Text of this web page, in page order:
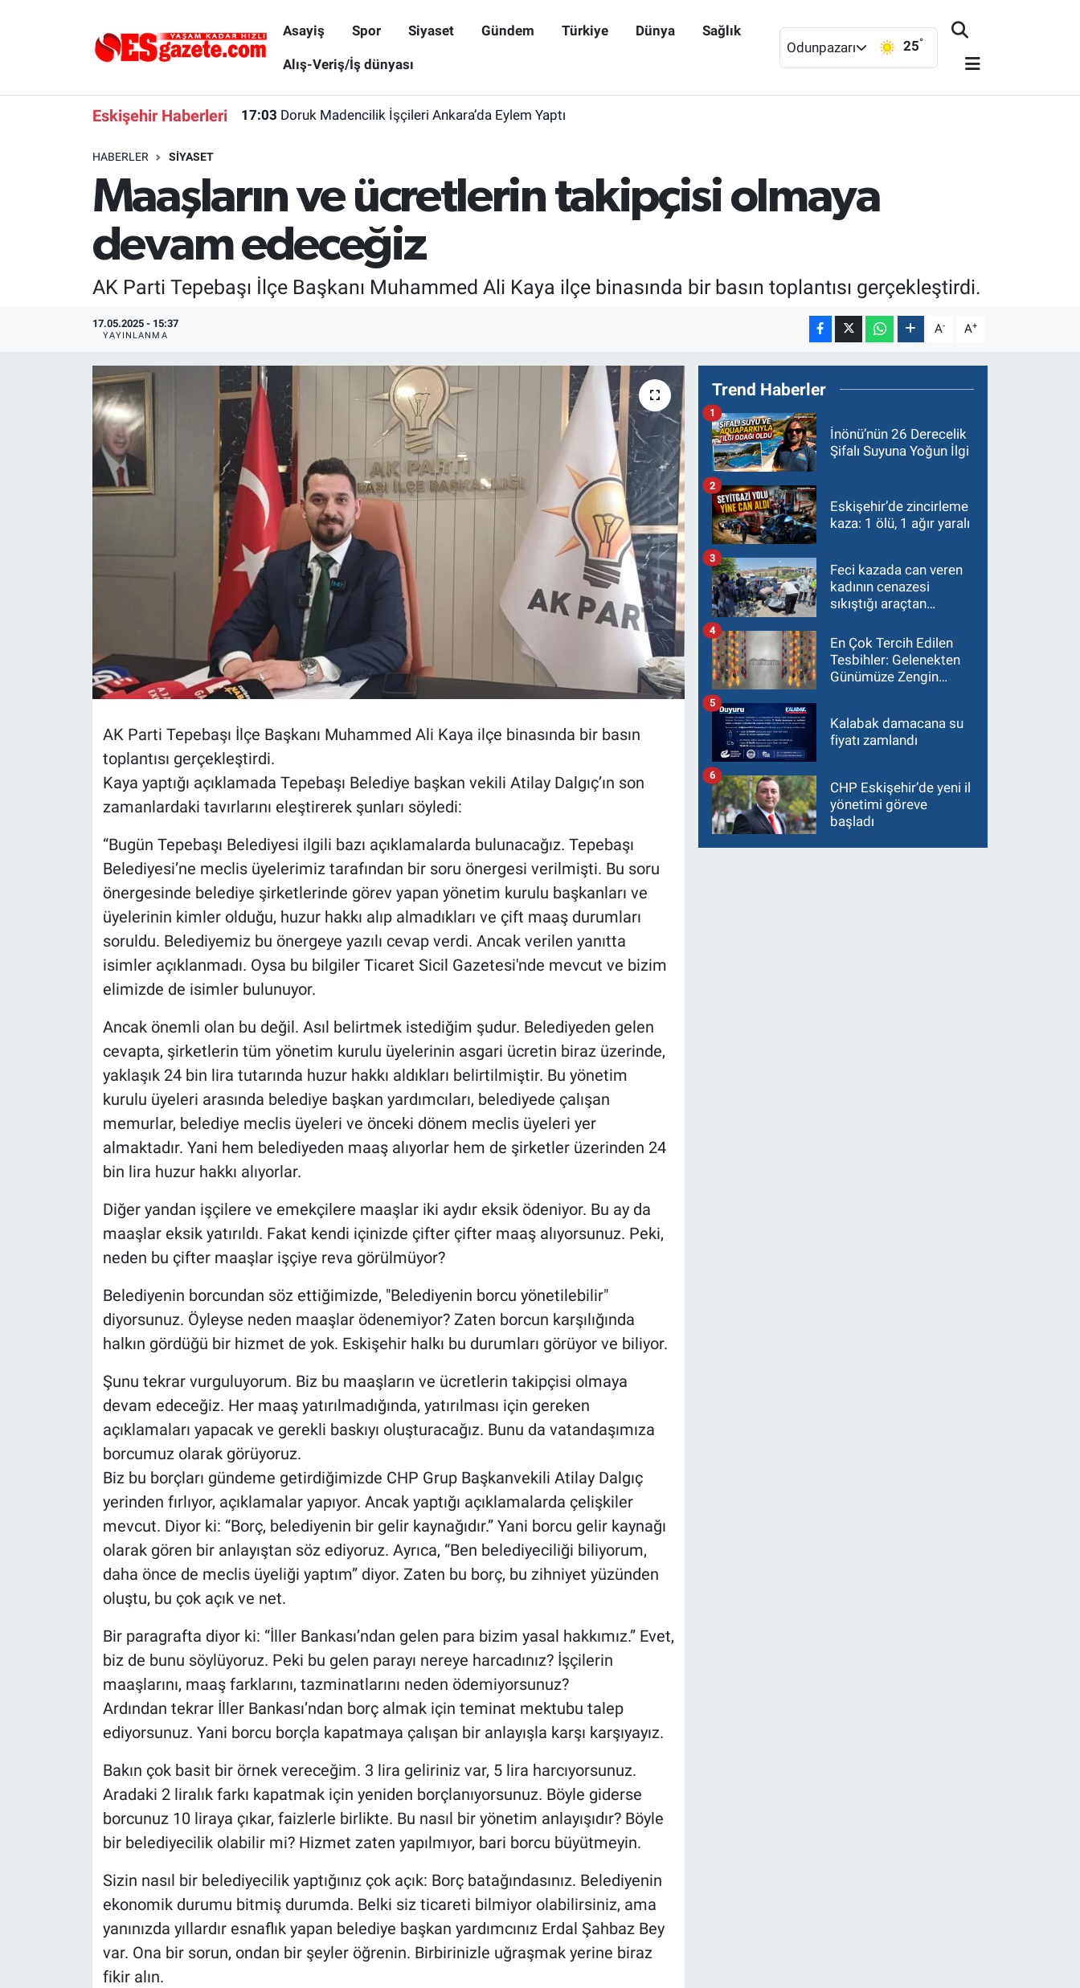
Asayiş Spor Siyaset Gündem Türkiye Dünya Sağlık
Alış-Veriş/İş dünyası
Odunpazarı 25°
Eskişehir Haberleri 17:03 Doruk Madencilik İşçileri Ankara’da Eylem Yaptı
HABERLER SIYASET
Maaşların ve ücretlerin takipçisi olmaya
devam edeceğiz
AK Parti Tepebaşı İlçe Başkanı Muhammed Ali Kaya ilçe binasında bir basın toplantısı gerçekleştirdi.
17.05.2025 - 15:37
YAYINLANMA A- A+
AK Parti Tepebaşı İlçe Başkanı Muhammed Ali Kaya ilçe binasında bir basın
toplantısı gerçekleştirdi.
Kaya yaptığı açıklamada Tepebaşı Belediye başkan vekili Atilay Dalgıç’ın son
zamanlardaki tavırlarını eleştirerek şunları söyledi:
“Bugün Tepebaşı Belediyesi ilgili bazı açıklamalarda bulunacağız. Tepebaşı
Belediyesi’ne meclis üyelerimiz tarafından bir soru önergesi verilmişti. Bu soru
önergesinde belediye şirketlerinde görev yapan yönetim kurulu başkanları ve
üyelerinin kimler olduğu, huzur hakkı alıp almadıkları ve çift maaş durumları
soruldu. Belediyemiz bu önergeye yazılı cevap verdi. Ancak verilen yanıtta
isimler açıklanmadı. Oysa bu bilgiler Ticaret Sicil Gazetesi'nde mevcut ve bizim
elimizde de isimler bulunuyor.
Ancak önemli olan bu değil. Asıl belirtmek istediğim şudur. Belediyeden gelen
cevapta, şirketlerin tüm yönetim kurulu üyelerinin asgari ücretin biraz üzerinde,
yaklaşık 24 bin lira tutarında huzur hakkı aldıkları belirtilmiştir. Bu yönetim
kurulu üyeleri arasında belediye başkan yardımcıları, belediyede çalışan
memurlar, belediye meclis üyeleri ve önceki dönem meclis üyeleri yer
almaktadır. Yani hem belediyeden maaş alıyorlar hem de şirketler üzerinden 24
bin lira huzur hakkı alıyorlar.
Diğer yandan işçilere ve emekçilere maaşlar iki aydır eksik ödeniyor. Bu ay da
maaşlar eksik yatırıldı. Fakat kendi içinizde çifter çifter maaş alıyorsunuz. Peki,
neden bu çifter maaşlar işçiye reva görülmüyor?
Belediyenin borcundan söz ettiğimizde, "Belediyenin borcu yönetilebilir"
diyorsunuz. Öyleyse neden maaşlar ödenemiyor? Zaten borcun karşılığında
halkın gördüğü bir hizmet de yok. Eskişehir halkı bu durumları görüyor ve biliyor.
Şunu tekrar vurguluyorum. Biz bu maaşların ve ücretlerin takipçisi olmaya
devam edeceğiz. Her maaş yatırılmadığında, yatırılması için gereken
açıklamaları yapacak ve gerekli baskıyı oluşturacağız. Bunu da vatandaşımıza
borcumuz olarak görüyoruz.
Biz bu borçları gündeme getirdiğimizde CHP Grup Başkanvekili Atilay Dalgıç
yerinden fırlıyor, açıklamalar yapıyor. Ancak yaptığı açıklamalarda çelişkiler
mevcut. Diyor ki: “Borç, belediyenin bir gelir kaynağıdır.” Yani borcu gelir kaynağı
olarak gören bir anlayıştan söz ediyoruz. Ayrıca, “Ben belediyeciliği biliyorum,
daha önce de meclis üyeliği yaptım” diyor. Zaten bu borç, bu zihniyet yüzünden
oluştu, bu çok açık ve net.
Bir paragrafta diyor ki: “İller Bankası’ndan gelen para bizim yasal hakkımız.” Evet,
biz de bunu söylüyoruz. Peki bu gelen parayı nereye harcadınız? İşçilerin
maaşlarını, maaş farklarını, tazminatlarını neden ödemiyorsunuz?
Ardından tekrar İller Bankası’ndan borç almak için teminat mektubu talep
ediyorsunuz. Yani borcu borçla kapatmaya çalışan bir anlayışla karşı karşıyayız.
Bakın çok basit bir örnek vereceğim. 3 lira geliriniz var, 5 lira harcıyorsunuz.
Aradaki 2 liralık farkı kapatmak için yeniden borçlanıyorsunuz. Böyle giderse
borcunuz 10 liraya çıkar, faizlerle birlikte. Bu nasıl bir yönetim anlayışıdır? Böyle
bir belediyecilik olabilir mi? Hizmet zaten yapılmıyor, bari borcu büyütmeyin.
Sizin nasıl bir belediyecilik yaptığınız çok açık: Borç batağındasınız. Belediyenin
ekonomik durumu bitmiş durumda. Belki siz ticareti bilmiyor olabilirsiniz, ama
yanınızda yıllardır esnaflık yapan belediye başkan yardımcınız Erdal Şahbaz Bey
var. Ona bir sorun, ondan bir şeyler öğrenin. Birbirinizle uğraşmak yerine biraz
fikir alın.
Trend Haberler
İnönü’nün 26 Derecelik
Şifalı Suyuna Yoğun İlgi
1
Eskişehir’de zincirleme
kaza: 1 ölü, 1 ağır yaralı
2
Feci kazada can veren
kadının cenazesi
sıkıştığı araçtan
3
En Çok Tercih Edilen
Tesbihler: Gelenekten
Günümüze Zengin
4
Kalabak damacana su
fiyatı zamlandı
5
CHP Eskişehir’de yeni il
yönetimi göreve
başladı
6
Gündem
Eskişehirspor Arşivi
Eskişehir Arşivi
Politika
Magazin
Eskişehir Nöbetçi Eczaneler
Süper Lig Puan Durumu ve Fikstür
Tüm Manşetler